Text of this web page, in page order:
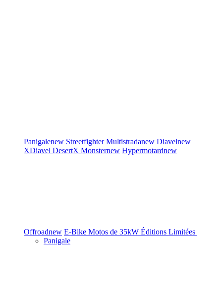
Panigalenew StreetfighterMultistradanew Diavelnew
XDiavel DesertX Monsternew Hypermotardnew
Offroadnew E-Bike Motos de 35kW Éditions Limitées
Panigale